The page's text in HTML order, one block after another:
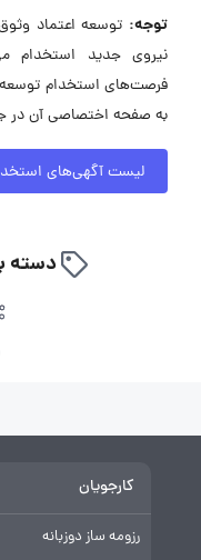
توجه:
نیروی جدید استخدام
فرصت‌های استخدام توسعه
به صفحه اختصاصی آن در
لیست آگهی‌های
دسته
کارجویان
رزومه ساز دوزبانه